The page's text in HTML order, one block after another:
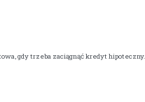
gdy trzeba zaciągnąć kredyt hipoteczny.